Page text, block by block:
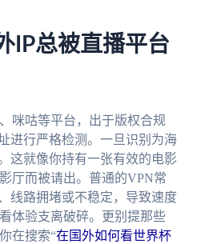
IP总被直播平台
咪咕等平台，出于版权合规
进行严格检测。一旦识别为海
这就像你持有一张有效的电影
厅而被请出。普通的VPN常
线路拥堵或不稳定，导致速度
体验支离破碎。更别提那些
在搜索“在国外如何看世界杯